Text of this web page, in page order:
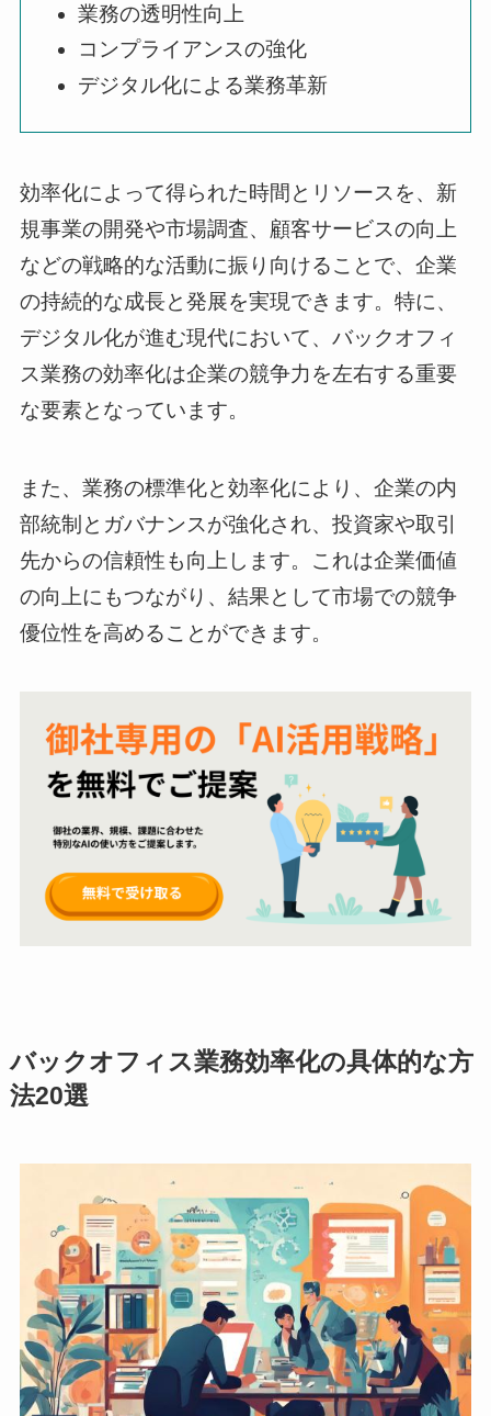
業務の透明性向上
コンプライアンスの強化
デジタル化による業務革新
効率化によって得られた時間とリソースを、新
規事業の開発や市場調査、顧客サービスの向上
などの戦略的な活動に振り向けることで、企業
の持続的な成長と発展を実現できます。特に、
デジタル化が進む現代において、バックオフィ
ス業務の効率化は企業の競争力を左右する重要
な要素となっています。
また、業務の標準化と効率化により、企業の内
部統制とガバナンスが強化され、投資家や取引
先からの信頼性も向上します。これは企業価値
の向上にもつながり、結果として市場での競争
優位性を高めることができます。
バックオフィス業務効率化の具体的な方
法20選